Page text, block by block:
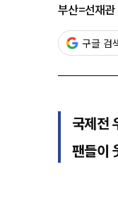
부산=선재관
구글 검
국제전
팬들이